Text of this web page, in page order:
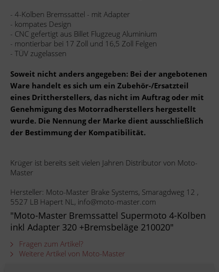
- 4-Kolben Bremssattel - mit Adapter
- kompates Design
- CNC gefertigt aus Billet Flugzeug Aluminium
- montierbar bei 17 Zoll und 16,5 Zoll Felgen
- TÜV zugelassen
Soweit nicht anders angegeben: Bei der angebotenen
Ware handelt es sich um ein Zubehör-/Ersatzteil
eines Drittherstellers, das nicht im Auftrag oder mit
Genehmigung des Motorradherstellers hergestellt
wurde. Die Nennung der Marke dient ausschließlich
der Bestimmung der Kompatibilität.
Krüger ist bereits seit vielen Jahren Distributor von Moto-
Master
Hersteller: Moto-Master Brake Systems, Smaragdweg 12 ,
5527 LB Hapert NL, info@moto-master.com
"Moto-Master Bremssattel Supermoto 4-Kolben
inkl Adapter 320 +Bremsbeläge 210020"
Fragen zum Artikel?
Weitere Artikel von Moto-Master